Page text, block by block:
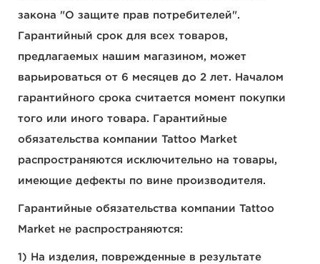
закона "О защите прав потребителей".
Гарантийный срок для всех товаров,
предлагаемых нашим магазином, может
варьироваться от 6 месяцев до 2 лет. Началом
гарантийного срока считается момент покупки
того или иного товара. Гарантийные
обязательства компании Tattoo Market
распространяются исключительно на товары,
имеющие дефекты по вине производителя.
Гарантийные обязательства компании Tattoo
Market не распространяются:
На изделия, поврежденные в результате